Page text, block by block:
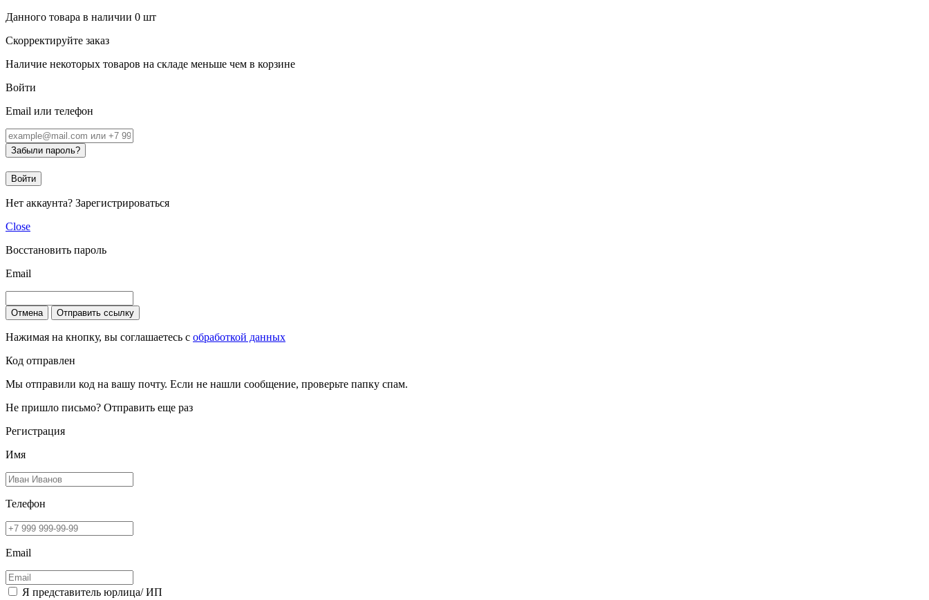
Данного товара в наличии 0 шт
Скорректируйте заказ
Наличие некоторых товаров на складе меньше чем в корзине
Войти
Email или телефон
Забыли пароль?
Войти
Нет аккаунта? Зарегистрироваться
Close
Восстановить пароль
Email
Отмена Отправить ссылку
Нажимая на кнопку, вы соглашаетесь с обработкой данных
Код отправлен
Мы отправили код на вашу почту. Если не нашли сообщение, проверьте папку спам.
Не пришло письмо? Отправить еще раз
Регистрация
Имя
Телефон
Email
Я представитель юрлица/ ИП